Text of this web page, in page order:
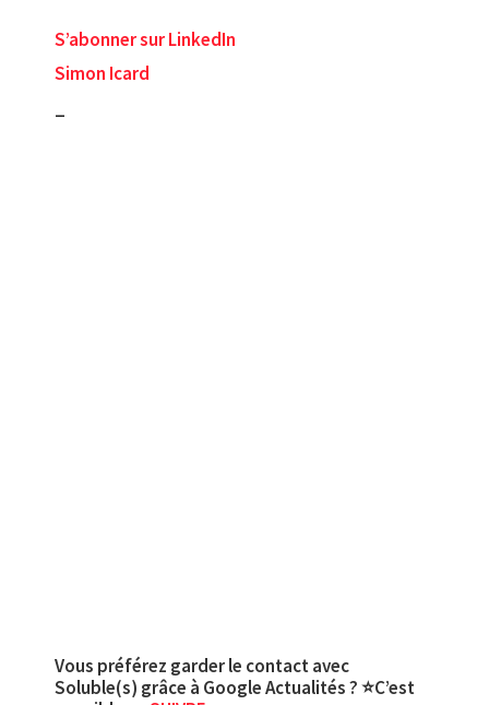
S’abonner sur LinkedIn
Simon Icard
Vous préférez garder le contact avec
Soluble(s) grâce à Google Actualités ? ⭐C’est